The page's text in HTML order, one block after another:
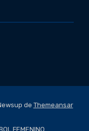
de Themeansar
FEMENINO